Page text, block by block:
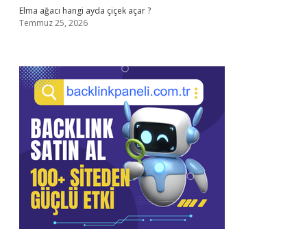
Elma ağacı hangi ayda çiçek açar ?
Temmuz 25, 2026